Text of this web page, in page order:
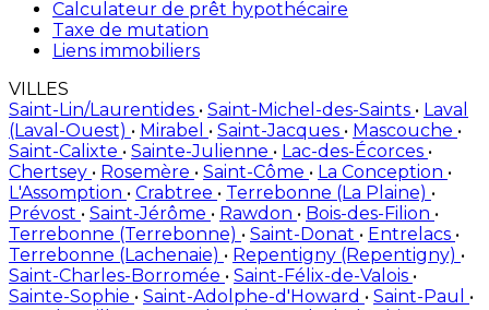
Calculateur de prêt hypothécaire
Taxe de mutation
Liens immobiliers
VILLES
Saint-Lin/Laurentides • Saint-Michel-des-Saints • Laval
(Laval-Ouest) • Mirabel • Saint-Jacques • Mascouche •
Saint-Calixte • Sainte-Julienne • Lac-des-Écorces •
Chertsey • Rosemère • Saint-Côme • La Conception •
L'Assomption • Crabtree • Terrebonne (La Plaine) •
Prévost • Saint-Jérôme • Rawdon • Bois-des-Filion •
Terrebonne (Terrebonne) • Saint-Donat • Entrelacs •
Terrebonne (Lachenaie) • Repentigny (Repentigny) •
Saint-Charles-Borromée • Saint-Félix-de-Valois •
Sainte-Sophie • Saint-Adolphe-d'Howard • Saint-Paul •